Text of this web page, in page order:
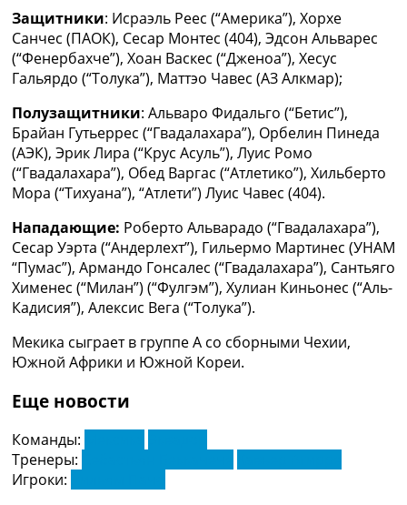
ТВ программа
Защитники: Исраэль Реес (“Америка”), Хорхе
Санчес (ПАОК), Сесар Монтес (404), Эдсон Альварес
(“Фенербахче”), Хоан Васкес (“Дженоа”), Хесус
Гальярдо (“Толука”), Маттэо Чавес (АЗ Алкмар);
Полузащитники: Альваро Фидальго (“Бетис”),
Брайан Гутьеррес (“Гвадалахара”), Орбелин Пинеда
(АЭК), Эрик Лира (“Крус Асуль”), Луис Ромо
(“Гвадалахара”), Обед Варгас (“Атлетико”), Хильберто
Мора (“Тихуана”), “Атлети”) Луис Чавес (404).
Нападающие: Роберто Альварадо (“Гвадалахара”),
Сесар Уэрта (“Андерлехт”), Гильермо Мартинес (УНАМ
“Пумас”), Армандо Гонсалес (“Гвадалахара”), Сантьяго
Хименес (“Милан”) (“Фулгэм”), Хулиан Киньонес (“Аль-
Кадисия”), Алексис Вега (“Толука”).
Мекика сыграет в группе А со сборными Чехии,
Южной Африки и Южной Кореи.
Еще новости
Команды:
Тренеры:
Игроки: